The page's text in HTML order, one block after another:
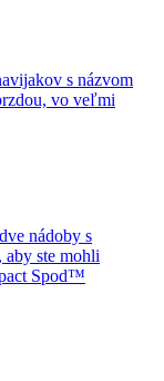
s názvom
vo veľmi
nádoby s
aby ste mohli
Spod™